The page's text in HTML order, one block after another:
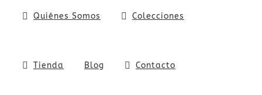
Quiénes Somos Colecciones
Tienda Blog Contacto